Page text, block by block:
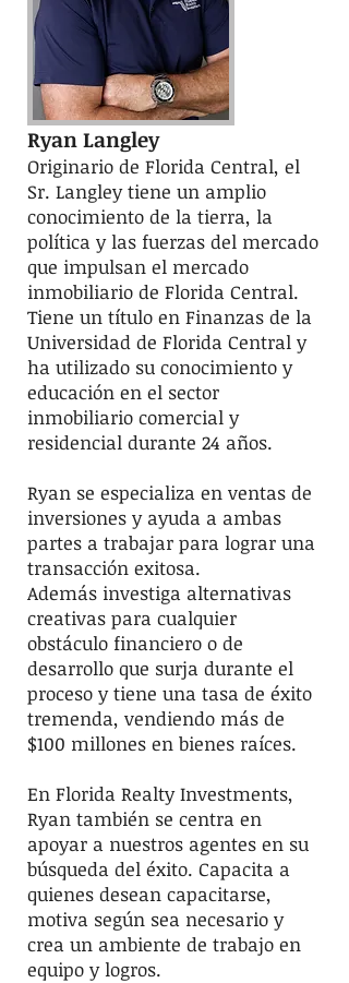
Ryan Langley
Originario de Florida Central, el
Sr. Langley tiene un amplio
conocimiento de la tierra, la
política y las fuerzas del mercado
que impulsan el mercado
inmobiliario de Florida Central.
Tiene un título en Finanzas de la
Universidad de Florida Central y
ha utilizado su conocimiento y
educación en el sector
inmobiliario comercial y
residencial durante 24 años.
Ryan se especializa en ventas de
inversiones y ayuda a ambas
partes a trabajar para lograr una
transacción exitosa.
Además investiga alternativas
creativas para cualquier
obstáculo financiero o de
desarrollo que surja durante el
proceso y tiene una tasa de éxito
tremenda, vendiendo más de
$100 millones en bienes raíces.
En Florida Realty Investments,
Ryan también se centra en
apoyar a nuestros agentes en su
búsqueda del éxito. Capacita a
quienes desean capacitarse,
motiva según sea necesario y
crea un ambiente de trabajo en
equipo y logros.